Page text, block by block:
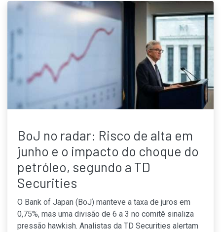
BoJ no radar: Risco de alta em
junho e o impacto do choque do
petróleo, segundo a TD
Securities
O Bank of Japan (BoJ) manteve a taxa de juros em
0,75%, mas uma divisão de 6 a 3 no comitê sinaliza
pressão hawkish. Analistas da TD Securities alertam